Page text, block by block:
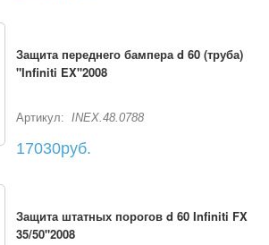
Защита переднего бампера d 60 (труба)
"Infiniti EX"2008
Артикул: INEX.48.0788
17030руб.
Защита штатных порогов d 60 Infiniti FX
35/50"2008